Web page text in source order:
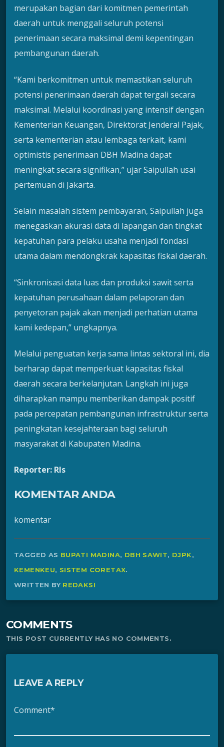
merupakan bagian dari komitmen pemerintah
daerah untuk menggali seluruh potensi
penerimaan secara maksimal demi kepentingan
pembangunan daerah.
“Kami berkomitmen untuk memastikan seluruh
potensi penerimaan daerah dapat tergali secara
maksimal. Melalui koordinasi yang intensif dengan
Kementerian Keuangan, Direktorat Jenderal Pajak,
serta kementerian atau lembaga terkait, kami
optimistis penerimaan DBH Madina dapat
meningkat secara signifikan,” ujar Saipullah usai
pertemuan di Jakarta.
Selain masalah sistem pembayaran, Saipullah juga
menegaskan akurasi data di lapangan dan tingkat
kepatuhan para pelaku usaha menjadi fondasi
utama dalam mendongkrak kapasitas fiskal daerah.
“Sinkronisasi data luas dan produksi sawit serta
kepatuhan perusahaan dalam pelaporan dan
penyetoran pajak akan menjadi perhatian utama
kami kedepan,” ungkapnya.
Melalui penguatan kerja sama lintas sektoral ini, dia
berharap dapat memperkuat kapasitas fiskal
daerah secara berkelanjutan. Langkah ini juga
diharapkan mampu memberikan dampak positif
pada percepatan pembangunan infrastruktur serta
peningkatan kesejahteraan bagi seluruh
masyarakat di Kabupaten Madina.
Reporter: Rls
KOMENTAR ANDA
komentar
TAGGED AS BUPATI MADINA, DBH SAWIT, DJPK,
KEMENKEU, SISTEM CORETAX.
WRITTEN BY REDAKSI
COMMENTS
THIS POST CURRENTLY HAS NO COMMENTS.
LEAVE A REPLY
Comment*